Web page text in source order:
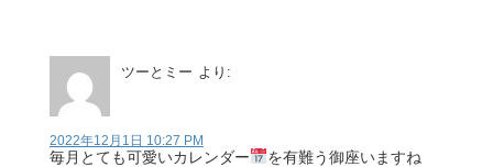
ツーとミー より:
2022年12月1日 10:27 PM
毎月とても可愛いカレンダー を有難う御座いますね